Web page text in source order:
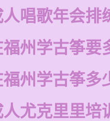
唱歌年会排
州学古筝要
州学古筝多
尤克里里培